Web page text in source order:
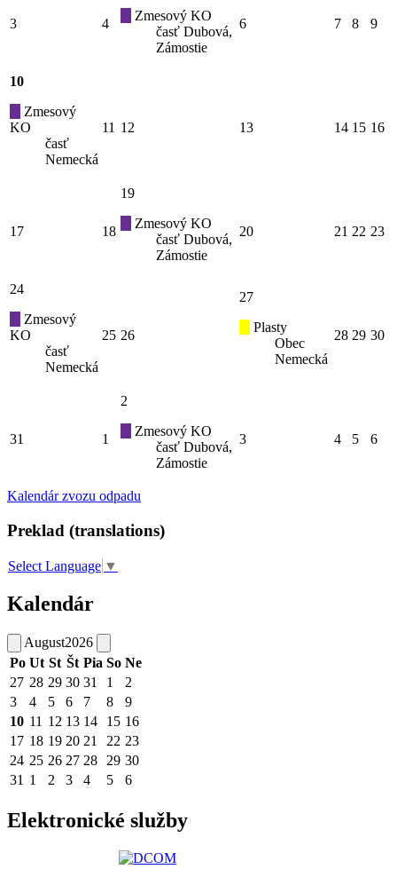
3 4
Zmesový KO
časť Dubová,
Zámostie
6 7 8 9
10
Zmesový
KO
časť
Nemecká
11 12 13 14 15 16
17 18
19
Zmesový KO
časť Dubová,
Zámostie
20 21 22 23
24
Zmesový
KO
časť
Nemecká
25 26
27
Plasty
Obec
Nemecká
28 29 30
31 1
2
Zmesový KO
časť Dubová,
Zámostie
3 4 5 6
Kalendár zvozu odpadu
Preklad (translations)
Select Language ▼
Kalendár
August2026
Po Ut St Št Pia So Ne
27 28 29 30 31 1
2
3
4 5 6 7 8
9
10 11 12 13 14 15 16
17 18 19 20 21 22 23
24 25 26 27 28 29 30
31 1 2 3 4 5 6
Elektronické služby